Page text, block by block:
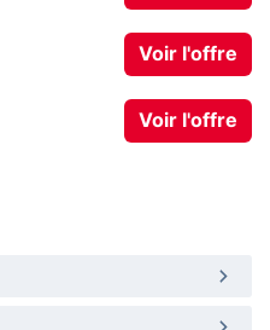
Voir l'offre
Voir l'offre